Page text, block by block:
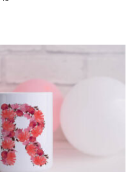
Prisintervall:
167,00 kr